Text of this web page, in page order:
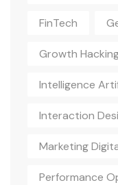
FinTech
Growth
Intelligence
Interaction
Marketing
Performance